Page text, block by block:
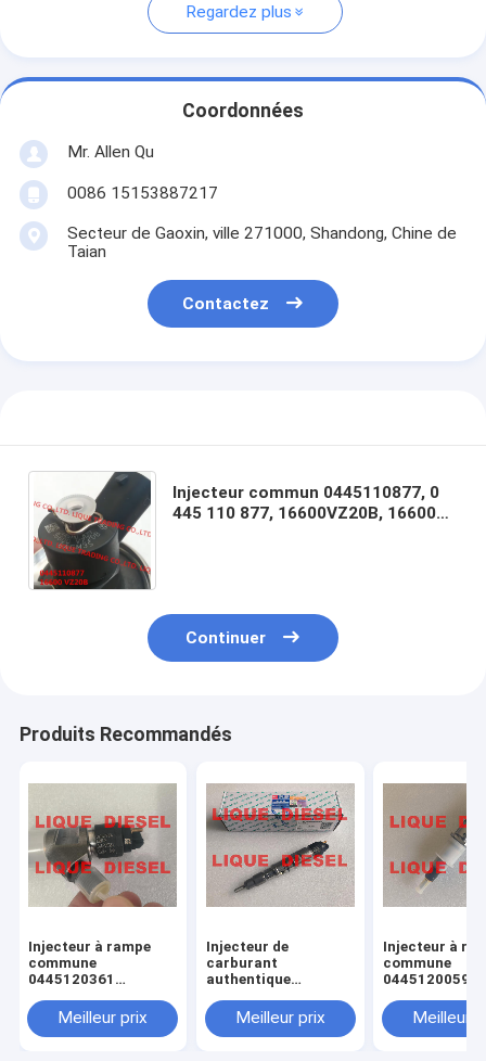
Regardez plus
Coordonnées
Mr. Allen Qu
0086 15153887217
Secteur de Gaoxin, ville 271000, Shandong, Chine de
Taian
Contactez
Injecteur commun 0445110877, 0
445 110 877, 16600VZ20B, 16600
Continuer
Produits Recommandés
Injecteur à rampe
commune
0445120361
120 361 5801479314
Meilleur prix
Injecteur de
carburant
authentique
0445120290 0 445
120 290 L4700-
Meilleur prix
Injecteur à
commune
0445120059
120 059 0 445
231 pour
Meilleur